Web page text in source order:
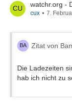
watchr.org -
cux 7.
Zitat von
Die Ladezeiten
hab ich nicht zu